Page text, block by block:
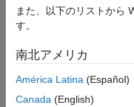
ON THIS PAGE
Syntax
Examples
Version History
See Also
OPTS =
Description
default design
METHODmust be one of
また、以下のリストから
す。
南北アメリカ
América Latina (Español)
Canada (English)